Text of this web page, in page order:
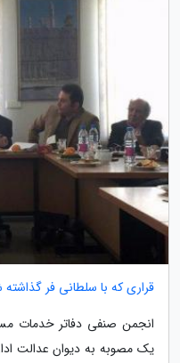
قراری که با سلطانی فر گذاشته
انجمن صنفی دفاتر خدمات
یک مصوبه به دیوان عدالت